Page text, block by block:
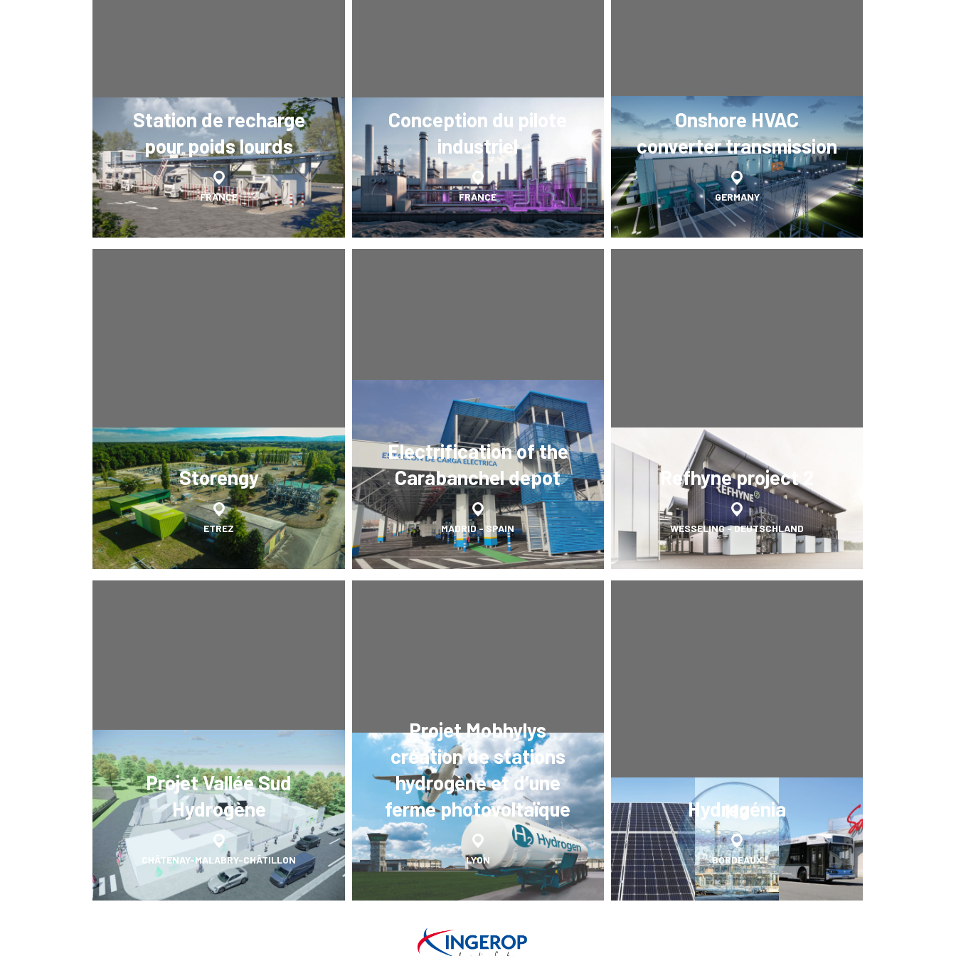
Station de recharge
pour poids lourds
FRANCE
Conception du pilote
industriel
FRANCE
Onshore HVAC
converter transmission
GERMANY
Storengy
ETREZ
Electrification of the
Carabanchel depot
MADRID - SPAIN
Refhyne project 2
WESSELING - DEUTSCHLAND
Projet Vallée Sud
Hydrogène
CHÂTENAY-MALABRY-CHÂTILLON
Projet Mobhylys
création de stations
hydrogène et d’une
ferme photovoltaïque
LYON
Hydrogénia
BORDEAUX